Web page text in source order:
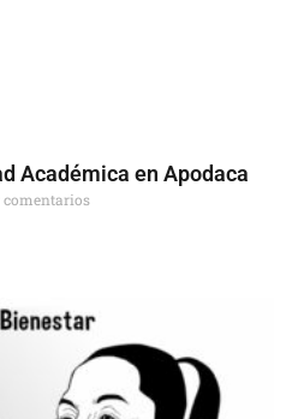
Académica en Apodaca
comentarios